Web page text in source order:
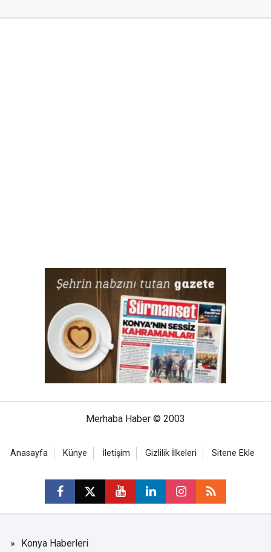
Merhaba Haber © 2003
Anasayfa Künye İletişim Gizlilik İlkeleri Sitene Ekle
Konya Haberleri